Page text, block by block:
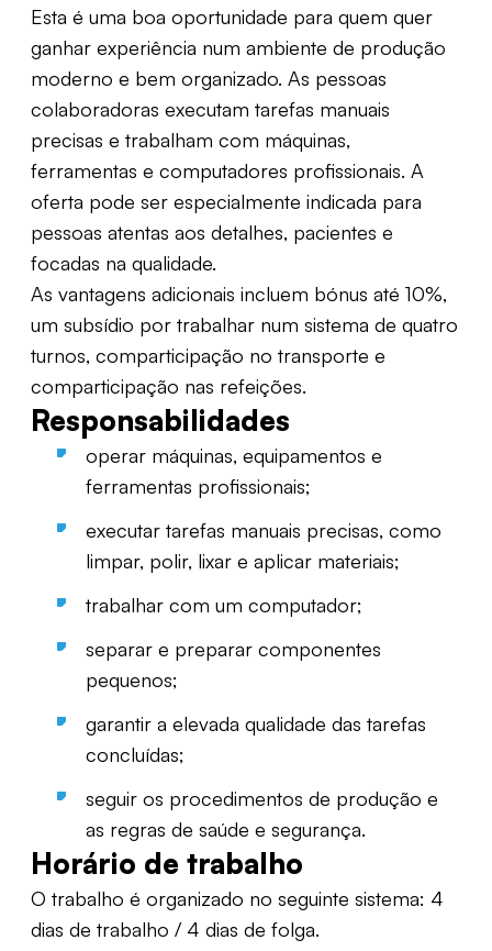
Esta é uma boa oportunidade para quem quer
ganhar experiência num ambiente de produção
moderno e bem organizado. As pessoas
colaboradoras executam tarefas manuais
precisas e trabalham com máquinas,
ferramentas e computadores profissionais. A
oferta pode ser especialmente indicada para
pessoas atentas aos detalhes, pacientes e
focadas na qualidade.
As vantagens adicionais incluem bónus até 10%,
um subsídio por trabalhar num sistema de quatro
turnos, comparticipação no transporte e
comparticipação nas refeições.
Responsabilidades
operar máquinas, equipamentos e
ferramentas profissionais;
executar tarefas manuais precisas, como
limpar, polir, lixar e aplicar materiais;
trabalhar com um computador;
separar e preparar componentes
pequenos;
garantir a elevada qualidade das tarefas
concluídas;
seguir os procedimentos de produção e
as regras de saúde e segurança.
Horário de trabalho
O trabalho é organizado no seguinte sistema: 4
dias de trabalho / 4 dias de folga.